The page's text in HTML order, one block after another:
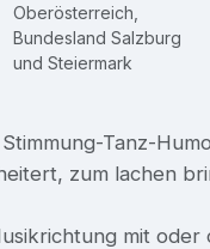
Oberösterreich
Bundesland Salzburg
und Steiermark
Tanz-
zum lachen
mit oder